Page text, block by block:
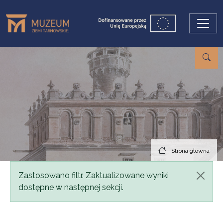
Strona główna
Komunikat
Zastosowano filtr. Zaktualizowane wyniki
dostępne w następnej sekcji.